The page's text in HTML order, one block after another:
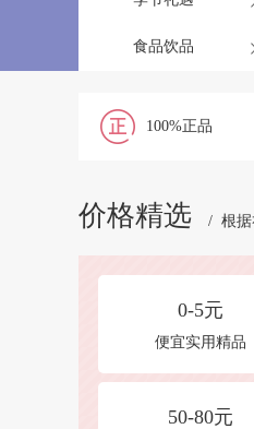
食品饮品
100%正品
价格精选 / 根据
0-5元
便宜实用精品
50-80元